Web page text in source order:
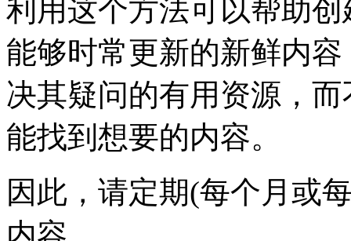
利用这个方法可以帮助
能够时常更新的新鲜内
决其疑问的有用资源，
能找到想要的内容。
因此，请定期(每个月或
内容。